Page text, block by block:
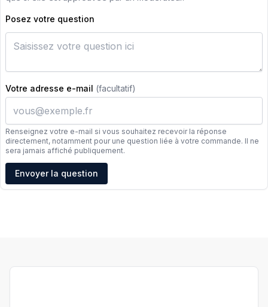
Posez votre question
Votre adresse e-mail (facultatif)
Renseignez votre e-mail si vous souhaitez recevoir la réponse
directement, notamment pour une question liée à votre commande. Il ne
sera jamais affiché publiquement.
Adresse e-mail
Envoyer la question